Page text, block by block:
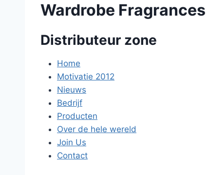
Wardrobe Fragrances
Distributeur zone
Home
Motivatie 2012
Nieuws
Bedrijf
Producten
Over de hele wereld
Join Us
Contact